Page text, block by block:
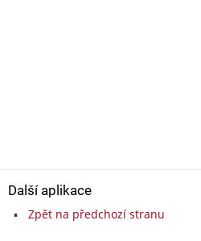
Další aplikace
Zpět na předchozí stranu